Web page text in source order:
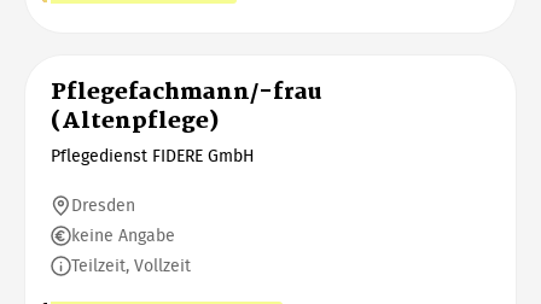
Pflegefachmann/-frau
(Altenpflege)
Pflegedienst FIDERE GmbH
Dresden
keine Angabe
Teilzeit, Vollzeit